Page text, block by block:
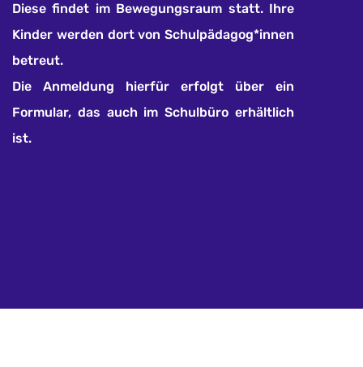
Diese findet im Bewegungsraum statt. Ihre
Kinder werden dort von Schulpädagog*innen
betreut.
Die Anmeldung hierfür erfolgt über ein
Formular, das auch im Schulbüro erhältlich
ist.